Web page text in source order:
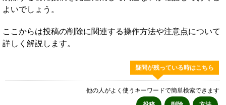
よいでしょう。
ここからは投稿の削除に関連する操作方法や注意点について
詳しく解説します。
疑問が残っている時はこちら
他の人がよく使うキーワードで簡単検索できます